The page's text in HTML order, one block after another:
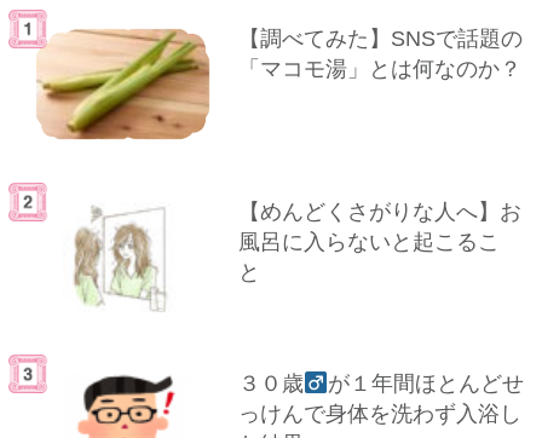
【調べてみた】SNSで話題の
「マコモ湯」とは何なのか？
【めんどくさがりな人へ】お
風呂に入らないと起こるこ
と
３０歳
が１年間ほとんどせ
っけんで身体を洗わず入浴し